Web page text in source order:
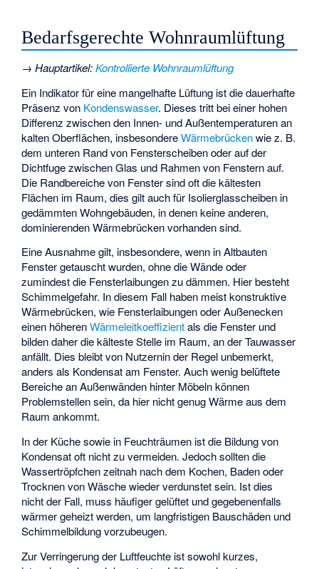
Bedarfsgerechte Wohnraumlüftung
→Hauptartikel:Kontrollierte Wohnraumlüftung
Ein Indikator für eine mangelhafte Lüftung ist die dauerhafte
Präsenz von Kondenswasser. Dieses tritt bei einer hohen
Differenz zwischen den Innen- und Außentemperaturen an
kalten Oberflächen, insbesondereWärmebrückenwie z. B.
dem unteren Rand von Fensterscheiben oder auf der
Dichtfuge zwischen Glas und Rahmen von Fenstern auf.
Die Randbereiche von Fenster sind oft die kältesten
Flächen im Raum, dies gilt auch für Isolierglasscheiben in
gedämmten Wohngebäuden, in denen keine anderen,
dominierenden Wärmebrücken vorhanden sind.
Eine Ausnahme gilt, insbesondere, wenn in Altbauten
Fenster getauscht wurden, ohne die Wände oder
zumindest die Fensterlaibungen zu dämmen. Hier besteht
Schimmelgefahr. In diesem Fall haben meist konstruktive
Wärmebrücken, wie Fensterlaibungen oder Außenecken
einen höherenWärmeleitkoeffizientals die Fenster und
bilden daher die kälteste Stelle im Raum, an der Tauwasser
anfällt. Dies bleibt von Nutzernin der Regel unbemerkt,
anders als Kondensat am Fenster. Auch wenig belüftete
Bereiche an Außenwänden hinter Möbeln können
Problemstellen sein, da hier nicht genug Wärme aus dem
Raum ankommt.
In der Küche sowie in Feuchträumen ist die Bildung von
Kondensat oft nicht zu vermeiden. Jedoch sollten die
Wassertröpfchen zeitnah nach dem Kochen, Baden oder
Trocknen von Wäsche wieder verdunstet sein. Ist dies
nicht der Fall, muss häufiger gelüftet und gegebenenfalls
wärmer geheizt werden, um langfristigen Bauschäden und
Schimmelbildung vorzubeugen.
Zur Verringerung der Luftfeuchte ist sowohl kurzes,